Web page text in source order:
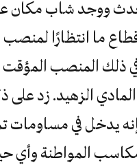
حدث ووجد شاب مكان
ما انتظارًا لمنصب
في ذلك المنصب
الزهيد. زد على
يدخل في مساومات
المواطنة وأي